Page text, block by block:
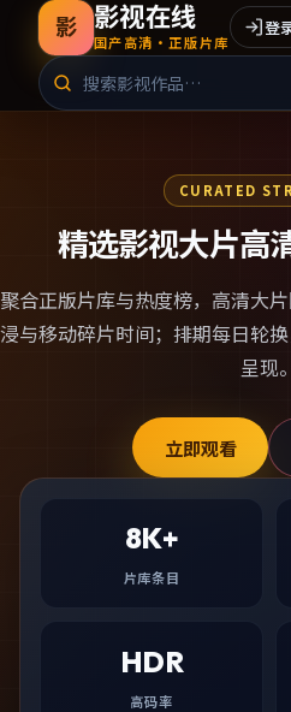
影 影视在线
国产高清·正版片库
登
CURATED
精选影视大片高
聚合正版片库与热度榜， 高清大
浸与移动碎片时间；排期每日轮
呈现。
立即观看
8K+
片库条目
HDR
高码率